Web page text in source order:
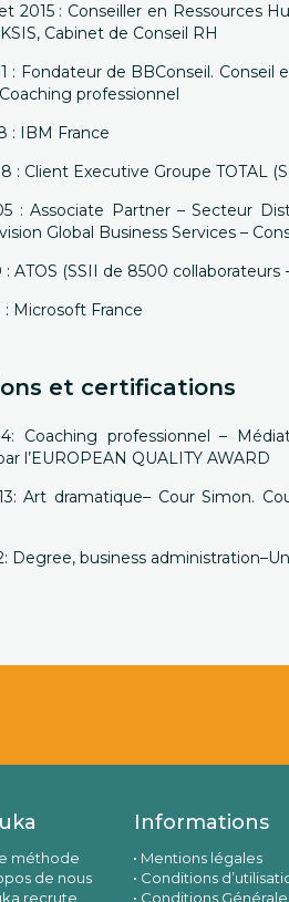
2015 : Conseiller en Ressources
Cabinet de Conseil RH
: Fondateur de BBConseil.
professionnel
: IBM France
: Client Executive Groupe TOTAL
: Associate Partner – Secteur
Global Business Services –
: ATOS (SSII de 8500 collaborateurs
: Microsoft France
et certifications
Coaching professionnel –
l’EUROPEAN QUALITY AWARD
Art dramatique– Cour Simon.
Degree, business
méthode
de nous
recrute
Informations
Mentions légales
Conditions
Conditions